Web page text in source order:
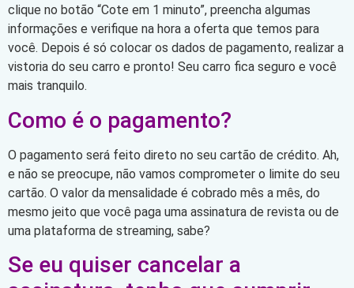
clique no botão “Cote em 1 minuto”, preencha algumas
informações e verifique na hora a oferta que temos para
você. Depois é só colocar os dados de pagamento, realizar a
vistoria do seu carro e pronto! Seu carro fica seguro e você
mais tranquilo.
Como é o pagamento?
O pagamento será feito direto no seu cartão de crédito. Ah,
e não se preocupe, não vamos comprometer o limite do seu
cartão. O valor da mensalidade é cobrado mês a mês, do
mesmo jeito que você paga uma assinatura de revista ou de
uma plataforma de streaming, sabe?
Se eu quiser cancelar a